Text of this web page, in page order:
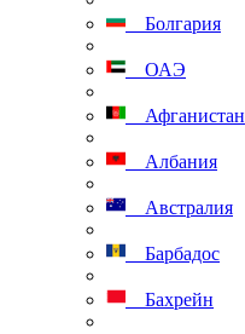
Болгария
ОАЭ
Афганистан
Албания
Австралия
Барбадос
Бахрейн